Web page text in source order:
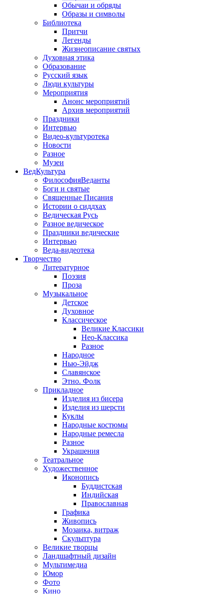
Обычаи и обряды
Образы и символы
Библиотека
Притчи
Легенды
Жизнеописание святых
Духовная этика
Образование
Русский язык
Люди культуры
Мероприятия
Анонс мероприятий
Архив мероприятий
Праздники
Интервью
Видео-культуротека
Новости
Разное
Музеи
ВедКультура
ФилософияВеданты
Боги и святые
Священные Писания
Истории о сиддхах
Ведическая Русь
Разное ведическое
Праздники ведические
Интервью
Веда-видеотека
Творчество
Литературное
Поэзия
Проза
Музыкальное
Детское
Духовное
Классическое
Великие Классики
Нео-Классика
Разное
Народное
Нью-Эйдж
Славянское
Этно. Фолк
Прикладное
Изделия из бисера
Изделия из шерсти
Куклы
Народные костюмы
Народные ремесла
Разное
Украшения
Театральное
Художественное
Иконопись
Буддистская
Индийская
Православная
Графика
Живопись
Мозаика, витраж
Скульптура
Великие творцы
Ландшафтный дизайн
Мультимедиа
Юмор
Фото
Кино